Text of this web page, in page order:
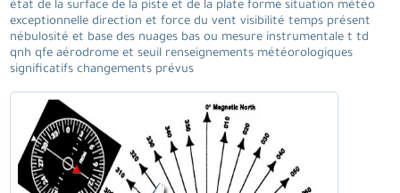
état de la surface de la piste et de la plate forme situation météo
exceptionnelle direction et force du vent visibilité temps présent
nébulosité et base des nuages bas ou mesure instrumentale t td
qnh qfe aérodrome et seuil renseignements météorologiques
significatifs changements prévus